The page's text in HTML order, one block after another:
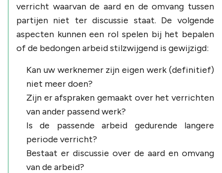
verricht waarvan de aard en de omvang tussen
partijen niet ter discussie staat. De volgende
aspecten kunnen een rol spelen bij het bepalen
of de bedongen arbeid stilzwijgend is gewijzigd:
Kan uw werknemer zijn eigen werk (definitief)
niet meer doen?
Zijn er afspraken gemaakt over het verrichten
van ander passend werk?
Is de passende arbeid gedurende langere
periode verricht?
Bestaat er discussie over de aard en omvang
van de arbeid?